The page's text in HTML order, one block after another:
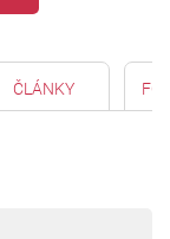
ČLÁNKY